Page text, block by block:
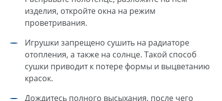
изделия, откройте окна на режим
проветривания.
Игрушки запрещено сушить на радиаторе
отопления, а также на солнце. Такой способ
сушки приводит к потере формы и выцветанию
красок.
Дождитесь полного высыхания, после чего